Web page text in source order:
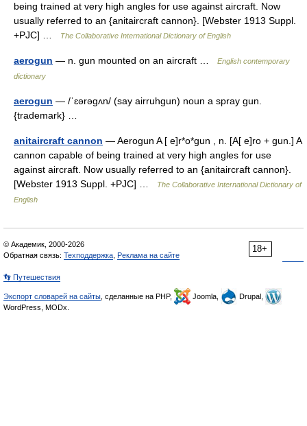
being trained at very high angles for use against aircraft. Now
usually referred to an {anitaircraft cannon}. [Webster 1913 Suppl.
+PJC] …
The Collaborative International Dictionary of English
aerogun — n. gun mounted on an aircraft …
English contemporary
dictionary
aerogun — /ˈɛərəgʌn/ (say airruhgun) noun a spray gun.
{trademark} …
anitaircraft cannon — Aerogun A [ e]r*o*gun , n. [A[ e]ro + gun.] A
cannon capable of being trained at very high angles for use
against aircraft. Now usually referred to an {anitaircraft cannon}.
[Webster 1913 Suppl. +PJC] …
The Collaborative International Dictionary of
English
18+
© Академик, 2000-2026
Обратная связь: Техподдержка Реклама на сайте
👣 Путешествия
Экспорт словарей на сайты , сделанные на PHP, Joomla,
Drupal,
WordPress, MODx.